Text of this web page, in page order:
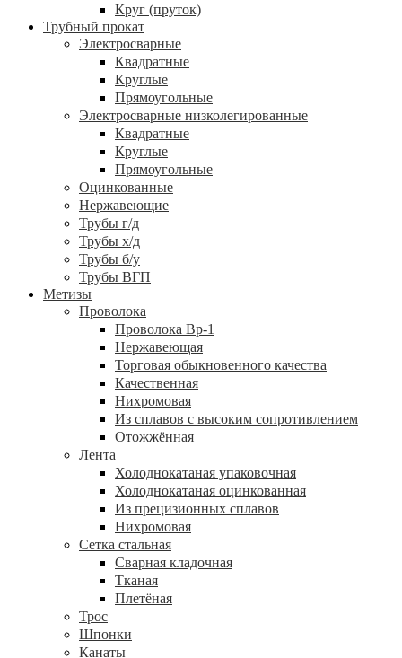
Круг (пруток)
Трубный прокат
Электросварные
Квадратные
Круглые
Прямоугольные
Электросварные низколегированные
Квадратные
Круглые
Прямоугольные
Оцинкованные
Нержавеющие
Трубы г/д
Трубы х/д
Трубы б/у
Трубы ВГП
Метизы
Проволока
Проволока Вр-1
Нержавеющая
Торговая обыкновенного качества
Качественная
Нихромовая
Из сплавов с высоким сопротивлением
Отожжённая
Лента
Холоднокатаная упаковочная
Холоднокатаная оцинкованная
Из прецизионных сплавов
Нихромовая
Сетка стальная
Сварная кладочная
Тканая
Плетёная
Трос
Шпонки
Канаты